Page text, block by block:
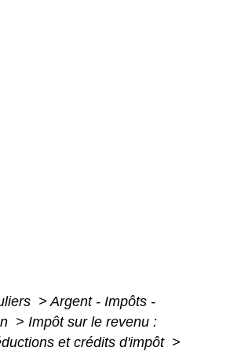
> Argent - Impôts -
> Impôt sur le revenu :
et crédits d'impôt >